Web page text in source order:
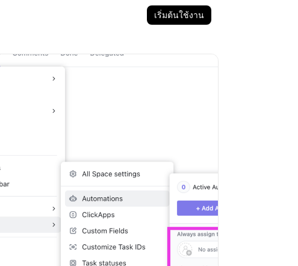
เริ่มต้นใช้งาน